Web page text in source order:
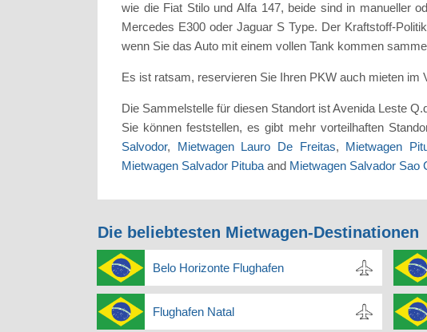
wie die Fiat Stilo und Alfa 147, beide sind in manueller
Mercedes E300 oder Jaguar S Type. Der Kraftstoff-
wenn Sie das Auto mit einem vollen Tank kommen
Es ist ratsam, reservieren Sie Ihren PKW auch mieten
Die Sammelstelle für diesen Standort ist Avenida Leste
Sie können feststellen, es gibt mehr vorteilhaften
Salvodor, Mietwagen Lauro De Freitas, Mietwagen
Mietwagen Salvador Pituba and Mietwagen Salvador Sao
Die beliebtesten Mietwagen-Destinationen
Belo Horizonte Flughafen
Flughafen Natal